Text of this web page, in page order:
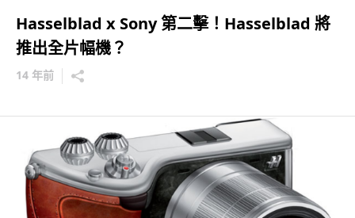
Hasselblad x Sony 第二擊！Hasselblad 將
推出全片幅機？
14 年前